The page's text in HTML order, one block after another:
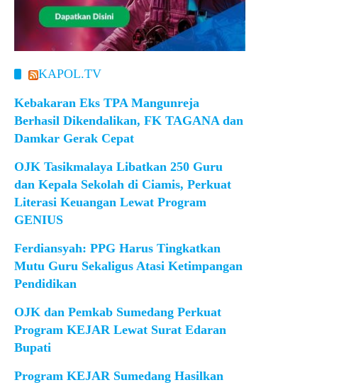
KAPOL.TV
Kebakaran Eks TPA Mangunreja
Berhasil Dikendalikan, FK TAGANA dan
Damkar Gerak Cepat
OJK Tasikmalaya Libatkan 250 Guru
dan Kepala Sekolah di Ciamis, Perkuat
Literasi Keuangan Lewat Program
GENIUS
Ferdiansyah: PPG Harus Tingkatkan
Mutu Guru Sekaligus Atasi Ketimpangan
Pendidikan
OJK dan Pemkab Sumedang Perkuat
Program KEJAR Lewat Surat Edaran
Bupati
Program KEJAR Sumedang Hasilkan